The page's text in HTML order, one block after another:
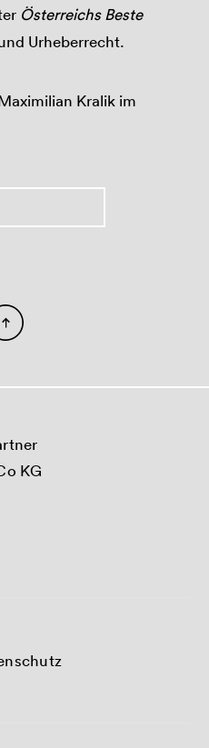
Österreichs Beste
Urheberrecht.
Kralik im
KG